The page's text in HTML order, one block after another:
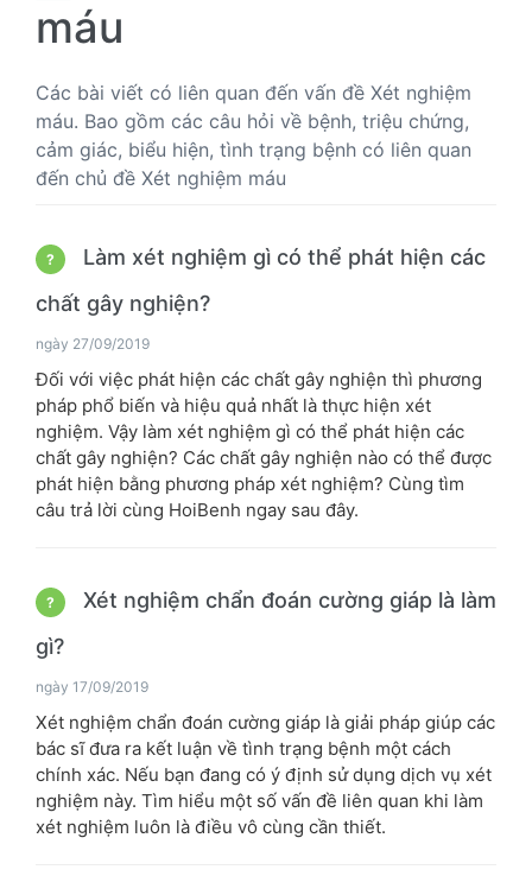
máu
Các bài viết có liên quan đến vấn đề Xét nghiệm
máu. Bao gồm các câu hỏi về bệnh, triệu chứng,
cảm giác, biểu hiện, tình trạng bệnh có liên quan
đến chủ đề Xét nghiệm máu
?
Làm xét nghiệm gì có thể phát hiện các
chất gây nghiện?
ngày 27/09/2019
Đối với việc phát hiện các chất gây nghiện thì phương
pháp phổ biến và hiệu quả nhất là thực hiện xét
nghiệm. Vậy làm xét nghiệm gì có thể phát hiện các
chất gây nghiện? Các chất gây nghiện nào có thể được
phát hiện bằng phương pháp xét nghiệm? Cùng tìm
câu trả lời cùng HoiBenh ngay sau đây.
?
Xét nghiệm chẩn đoán cường giáp là làm
gì?
ngày 17/09/2019
Xét nghiệm chẩn đoán cường giáp là giải pháp giúp các
bác sĩ đưa ra kết luận về tình trạng bệnh một cách
chính xác. Nếu bạn đang có ý định sử dụng dịch vụ xét
nghiệm này. Tìm hiểu một số vấn đề liên quan khi làm
xét nghiệm luôn là điều vô cùng cần thiết.